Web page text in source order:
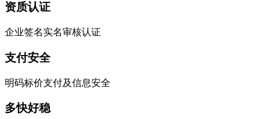
资质认证
企业签名实名审核认证
支付安全
明码标价支付及信息安全
多快好稳